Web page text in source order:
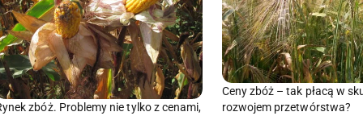
zbóż. Problemy nie tylko z cenami,
Ceny zbóż – tak płacą w
rozwojem przetwórstwa?